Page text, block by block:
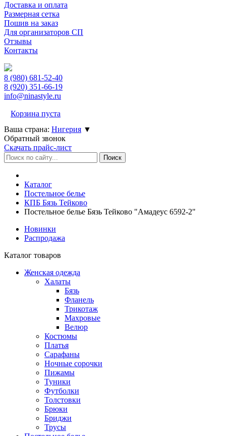
Доставка и оплата
Размерная сетка
Пошив на заказ
Для организаторов СП
Отзывы
Контакты
8 (980) 681-52-40
8 (920) 351-66-19
info@ninastyle.ru
Корзина пуста
Ваша страна: Нигерия ▼
Обратный звонок
Скачать прайс-лист
Каталог
Постельное белье
КПБ Бязь Тейково
Постельное белье Бязь Тейково "Амадеус 6592-2"
Новинки
Распродажа
Каталог товаров
Женская одежда
Халаты
Бязь
Фланель
Трикотаж
Махровые
Велюр
Костюмы
Платья
Сарафаны
Ночные сорочки
Пижамы
Туники
Футболки
Толстовки
Брюки
Бриджи
Трусы